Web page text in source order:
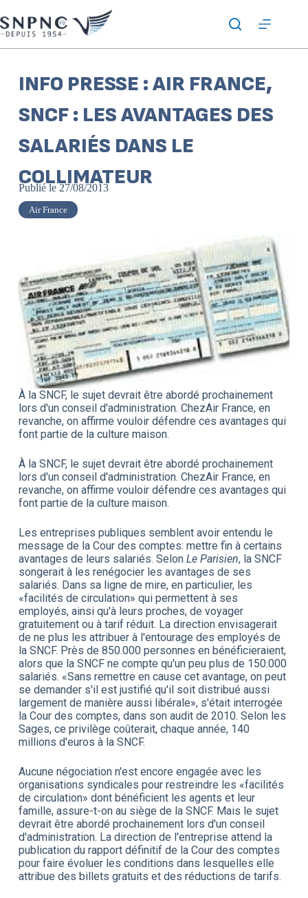
INFO PRESSE : AIR FRANCE,
SNCF : LES AVANTAGES DES
SALARIÉS DANS LE
COLLIMATEUR
Publié le 27/08/2013
Air France
À la SNCF, le sujet devrait être abordé prochainement
lors d'un conseil d'administration. ChezAir France, en
revanche, on affirme vouloir défendre ces avantages qui
font partie de la culture maison.
À la SNCF, le sujet devrait être abordé prochainement
lors d'un conseil d'administration. ChezAir France, en
revanche, on affirme vouloir défendre ces avantages qui
font partie de la culture maison.
Les entreprises publiques semblent avoir entendu le
message de la Cour des comptes: mettre fin à certains
avantages de leurs salariés. Selon Le Parisien, la SNCF
songerait à les renégocier les avantages de ses
salariés. Dans sa ligne de mire, en particulier, les
«facilités de circulation» qui permettent à ses
employés, ainsi qu'à leurs proches, de voyager
gratuitement ou à tarif réduit. La direction envisagerait
de ne plus les attribuer à l'entourage des employés de
la SNCF. Près de 850.000 personnes en bénéficieraient,
alors que la SNCF ne compte qu'un peu plus de 150.000
salariés. «Sans remettre en cause cet avantage, on peut
se demander s'il est justifié qu'il soit distribué aussi
largement de manière aussi libérale», s'était interrogée
la Cour des comptes, dans son audit de 2010. Selon les
Sages, ce privilège coûterait, chaque année, 140
millions d'euros à la SNCF.
Aucune négociation n'est encore engagée avec les
organisations syndicales pour restreindre les «facilités
de circulation» dont bénéficient les agents et leur
famille, assure-t-on au siège de la SNCF. Mais le sujet
devrait être abordé prochainement lors d'un conseil
d'administration. La direction de l'entreprise attend la
publication du rapport définitif de la Cour des comptes
pour faire évoluer les conditions dans lesquelles elle
attribue des billets gratuits et des réductions de tarifs.